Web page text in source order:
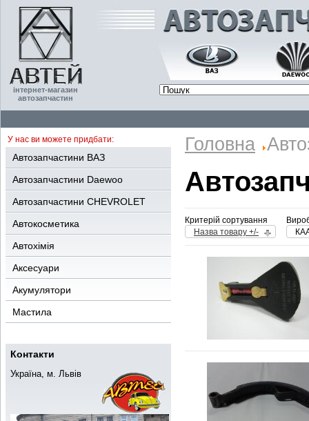
інтернет-магазин
автозапчастин
У нас ви можете придбати:
Автозапчастини ВАЗ
Автозапчастини Daewoo
Автозапчастини CHEVROLET
Автокосметика
Автохімія
Аксесуари
Акумулятори
Мастила
Контакти
Україна, м. Львів
Головна
Критерій сортування
Назва товару +/-